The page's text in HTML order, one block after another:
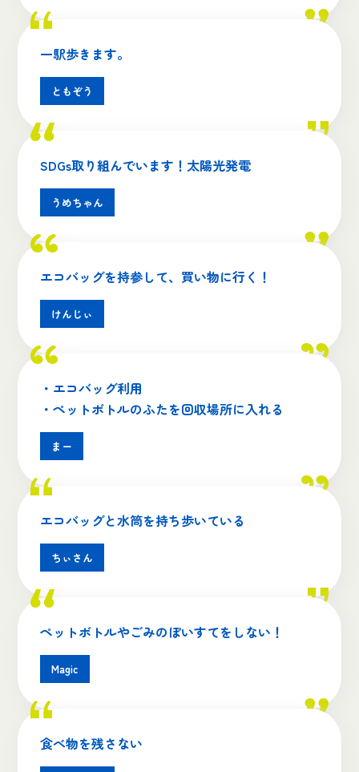
一駅歩きます。
ともぞう
SDGs取り組んでいます！太陽光発電
うめちゃん
エコバッグを持参して、買い物に行く！
けんじぃ
・エコバッグ利用
・ペットボトルのふたを回収場所に入れる
まー
エコバッグと水筒を持ち歩いている
ちぃさん
ペットボトルやごみのぽいすてをしない！
Magic
食べ物を残さない